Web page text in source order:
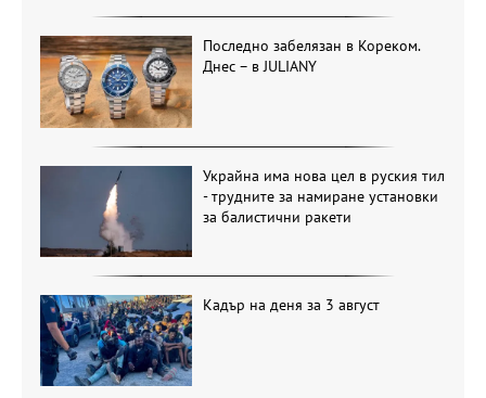
Последно забелязан в Кореком.
Днес – в JULIANY
Украйна има нова цел в руския тил
- трудните за намиране установки
за балистични ракети
Кадър на деня за 3 август